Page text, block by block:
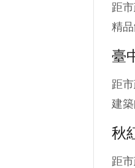
距
精
臺
距
建
秋
距